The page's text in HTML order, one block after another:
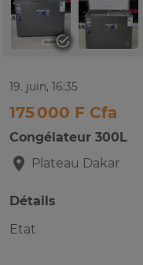
19. juin, 16:35
175 000 F Cfa
Congélateur 300L
Plateau Dakar
Détails
Etat